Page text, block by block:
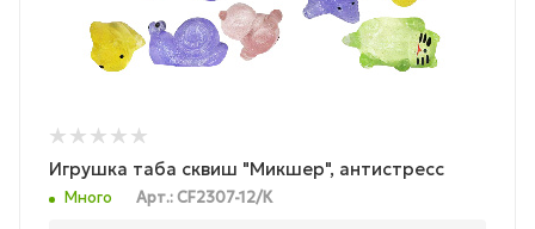
Игрушка таба сквиш "Микшер", антистресс
Много Арт.: CF2307-12/К